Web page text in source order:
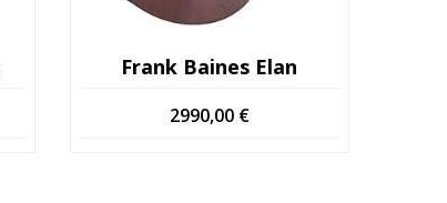
Frank Baines Elan
2990,00 €